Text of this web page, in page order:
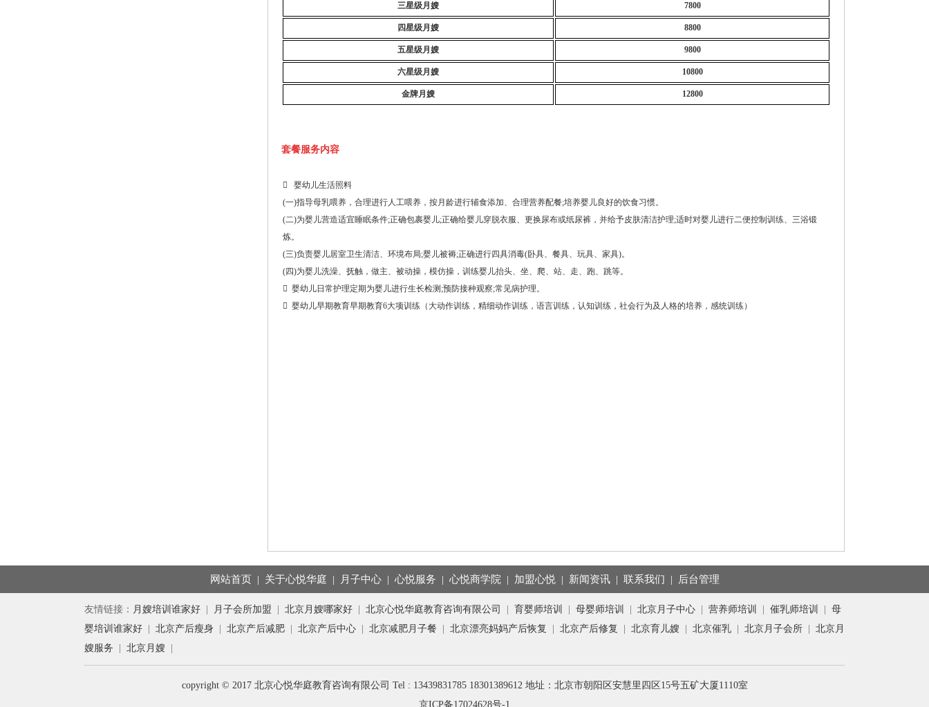
三星级月嫂 7800
四星级月嫂 8800
五星级月嫂 9800
六星级月嫂 10800
金牌月嫂 12800
套餐服务内容
 婴幼儿生活照料
(一)指导母乳喂养，合理进行人工喂养，按月龄进行辅食添加、合理营养配餐;培养婴儿良好的饮食习惯。
(二)为婴儿营造适宜睡眠条件;正确包裹婴儿;正确给婴儿穿脱衣服、更换尿布或纸尿裤，并给予皮肤清洁护理;适时对婴儿进行二便控制训练、三浴锻
炼。
(三)负责婴儿居室卫生清洁、环境布局;婴儿被褥;正确进行四具消毒(卧具、餐具、玩具、家具)。
(四)为婴儿洗澡、抚触，做主、被动操，模仿操，训练婴儿抬头、坐、爬、站、走、跑、跳等。
 婴幼儿日常护理定期为婴儿进行生长检测;预防接种观察;常见病护理。
 婴幼儿早期教育早期教育6大项训练（大动作训练，精细动作训练，语言训练，认知训练，社会行为及人格的培养，感统训练）
网站首页| 关于心悦华庭 | 月子中心| 心悦服务 | 心悦商学院 | 加盟心悦| 新闻资讯| 联系我们 | 后台管理
友情链接： 月嫂培训谁家好 月子会所加盟 北京月嫂哪家好 北京心悦华庭教育咨询有限公司 育婴师培训 母婴师培训 北京月子中心 营养师培训 催乳师培训
母
婴培训谁家好
北京产后瘦身 北京产后减肥 北京产后中心 北京减肥月子餐 北京漂亮妈妈产后恢复 北京产后修复 北京育儿嫂 北京催乳 北京月子会所
北京月
嫂服务
北京月嫂
copyright © 2017 北京心悦华庭教育咨询有限公司 Tel : 13439831785 18301389612 地址：北京市朝阳区安慧里四区15号五矿大厦1110室
京ICP备17024628号-1